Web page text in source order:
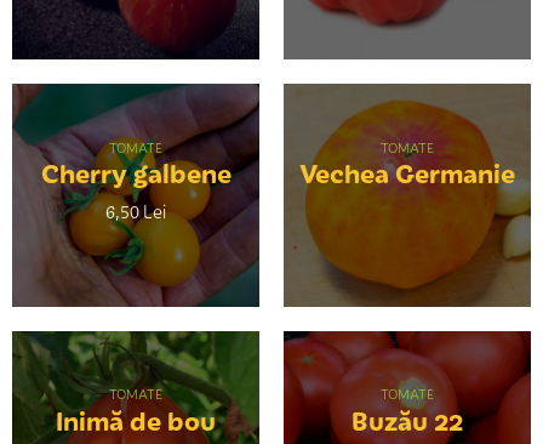
TOMATE
Cherry galbene
6,50 Lei
TOMATE
Vechea Germanie
TOMATE
Inimă de bou
TOMATE
Buzău 22